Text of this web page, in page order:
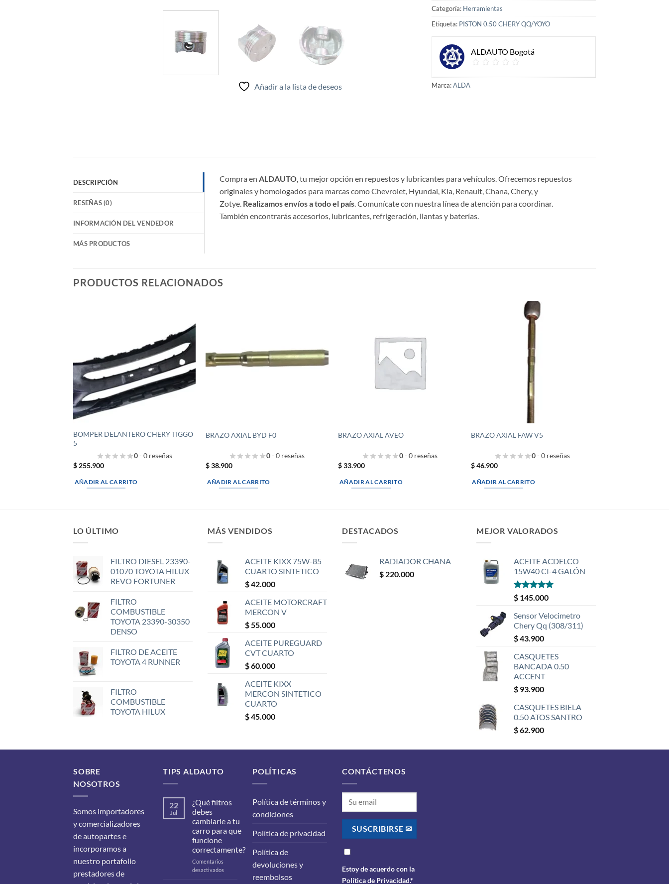
Añadir a la lista de deseos
Categoría: Herramientas
Etiqueta: PISTON 0.50 CHERY QQ/YOYO
ALDAUTO Bogotá
Marca:ALDA
DESCRIPCIÓN
RESEÑAS (0)
INFORMACIÓN DEL VENDEDOR
MÁS PRODUCTOS
Compra en ALDAUTO, tu mejor opción en repuestos y lubricantes para vehículos. Ofrecemos repuestos
originales y homologados para marcas como Chevrolet, Hyundai, Kia, Renault, Chana, Chery, y
Zotye. Realizamos envíos a todo el país. Comunícate con nuestra línea de atención para coordinar.
También encontrarás accesorios, lubricantes, refrigeración, llantas y baterías.
PRODUCTOS RELACIONADOS
Añadir
a la
lista de
deseos
BOMPER DELANTERO CHERY TIGGO
5
0- 0 reseñas
$255.900
AÑADIR AL CARRITO
deseos
BRAZO AXIAL BYD F0
0- 0 reseñas
$38.900
AÑADIR AL CARRITO
BRAZO AXIAL AVEO
0- 0 reseñas
$33.900
AÑADIR AL CARRITO
BRAZO AXIAL FAW V5
0- 0 reseñas
$46.900
AÑADIR AL CARRITO
LO ÚLTIMO
FILTRO DIESEL 23390-
01070 TOYOTA HILUX
REVO FORTUNER
FILTRO
COMBUSTIBLE
TOYOTA 23390-30350
DENSO
FILTRO DE ACEITE
TOYOTA 4 RUNNER
FILTRO
COMBUSTIBLE
TOYOTA HILUX
MÁS VENDIDOS
ACEITE KIXX 75W-85
CUARTO SINTETICO
$42.000
ACEITE MOTORCRAFT
MERCON V
$55.000
ACEITE PUREGUARD
CVT CUARTO
$60.000
ACEITE KIXX
MERCON SINTETICO
CUARTO
$45.000
DESTACADOS
RADIADOR CHANA
$ 220.000
MEJOR VALORADOS
ACEITE ACDELCO
15W40 CI-4 GALÓN
Valorado
con
$ 145.000
Sensor Velocimetro
Chery Qq (308/311)
$43.900
CASQUETES
BANCADA 0.50
ACCENT
$ 93.900
CASQUETES BIELA
0.50 ATOS SANTRO
$62.900
SOBRE
NOSOTROS
Somos importadores
y comercializadores
de autopartes e
incorporamos a
nuestro portafolio
prestadores de
TIPS ALDAUTO
22
Jul
¿Qué filtros
debes
cambiarle a tu
carro para que
funcione
correctamente?
Comentarios
desactivados
POLÍTICAS
Política de términos y
condiciones
Política de privacidad
Política de
devoluciones y
reembolsos
CONTÁCTENOS
Estoy de acuerdo con la
Política de Privacidad.*